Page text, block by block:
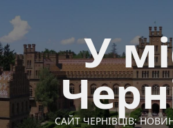
до
вмісту
У
САЙТ ЧЕРНІВЦІВ: